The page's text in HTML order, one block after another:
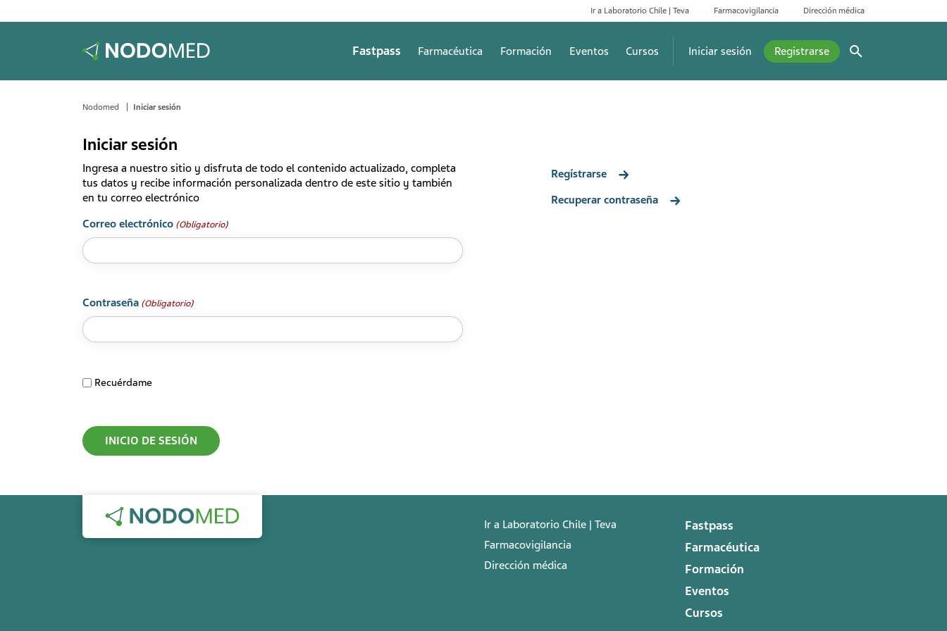
Ir a Laboratorio Chile | Teva Farmacovigilancia Dirección médica
Fastpass Farmacéutica Formación Eventos Cursos Iniciar sesión Registrarse
Nodomed Iniciar sesión
Iniciar sesión
Ingresa a nuestro sitio y disfruta de todo el contenido actualizado, completa
tus datos y recibe información personalizada dentro de este sitio y también
en tu correo electrónico
Correo electrónico (Obligatorio)
Contraseña (Obligatorio)
Recuérdame
Regístrarse
Recuperar contraseña
Ir a Laboratorio Chile | Teva
Farmacovigilancia
Dirección médica
Fastpass
Farmacéutica
Formación
Eventos
Cursos